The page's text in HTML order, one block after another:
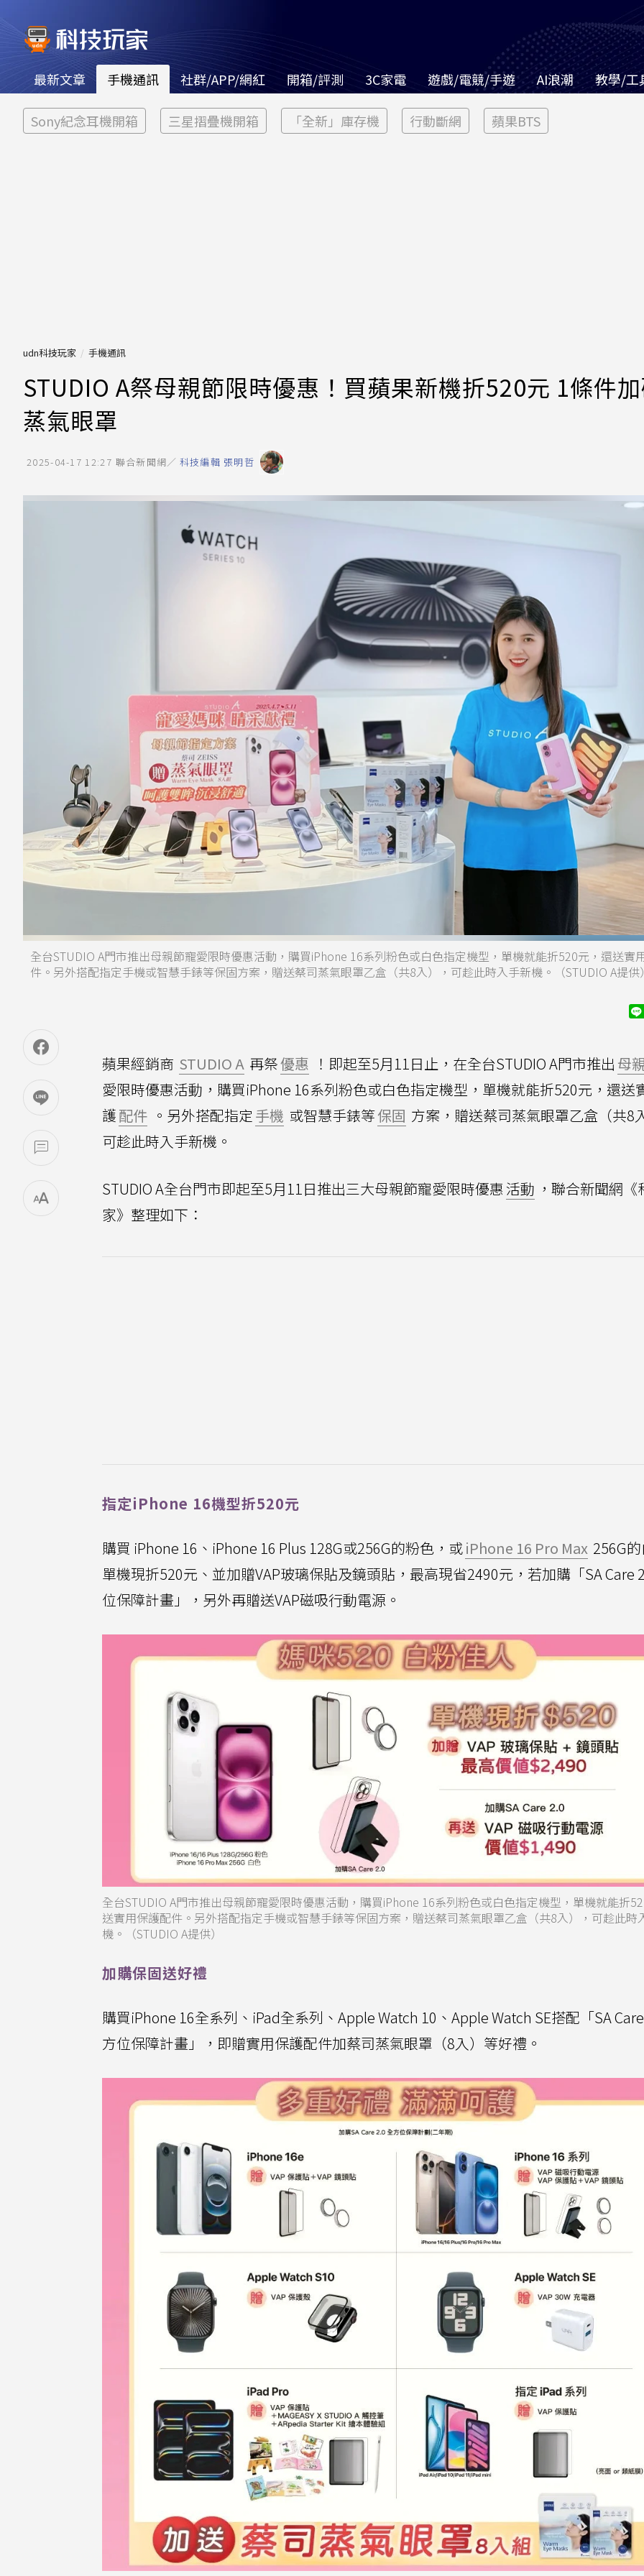
最新文章 手機通訊 社群/APP/網紅 開箱/評測 3C家電 遊戲/電競/手遊 AI浪潮 教學/工
Sony紀念耳機開箱 三星摺疊機開箱 「全新」庫存機 行動斷網 蘋果BTS
udn科技玩家 手機通訊
STUDIO A祭母親節限時優惠！買蘋果新機折520元 1條件
蒸氣眼罩
2025-04-17 12:27 聯合新聞網／ 科技編輯 張明哲
全台STUDIO A門市推出母親節寵愛限時優惠活動，購買iPhone 16系列粉色或白色指定機型，單機就能折520元，還送實
件。另外搭配指定手機或智慧手錶等保固方案，贈送蔡司蒸氣眼罩乙盒（共8入），可趁此時入手新機。（STUDIO A提供
蘋果經銷商 STUDIO A 再祭優惠 ！即起至5月11日止，在全台STUDIO A門市推出 母
愛限時優惠活動，購買iPhone 16系列粉色或白色指定機型，單機就能折520元，還送
護配件 。另外搭配指定 手機 或智慧手錶等保固 方案，贈送蔡司蒸氣眼罩乙盒（共8
可趁此時入手新機。
STUDIO A全台門市即起至5月11日推出三大母親節寵愛限時優惠 活動 ，聯合新聞網《
家》整理如下：
指定iPhone 16機型折520元
購買 iPhone 16、iPhone 16 Plus 128G或256G的粉色，或iPhone 16 Pro Max 256G
單機現折520元、並加贈VAP玻璃保貼及鏡頭貼，最高現省2490元，若加購「SA Care
位保障計畫」，另外再贈送VAP磁吸行動電源。
全台STUDIO A門市推出母親節寵愛限時優惠活動，購買iPhone 16系列粉色或白色指定機型，單機就能折
送實用保護配件。另外搭配指定手機或智慧手錶等保固方案，贈送蔡司蒸氣眼罩乙盒（共8入），可趁此時
機。（STUDIO A提供）
加購保固送好禮
購買iPhone 16全系列、iPad全系列、Apple Watch 10、Apple Watch SE搭配「SA
方位保障計畫」，即贈實用保護配件加蔡司蒸氣眼罩（8入）等好禮。